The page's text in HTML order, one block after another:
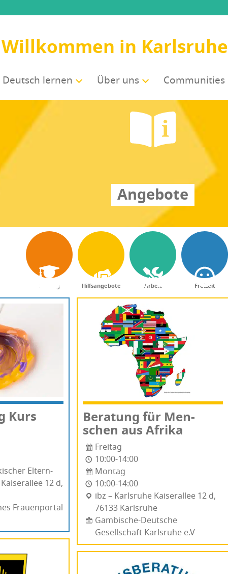
Willkommen in Karlsruhe
Deutsch ler­nen Über uns Com­mu­ni­ties
Angebote
Bildung Hilfsangebote Arbeit Freizeit
Kurs
Eltern­
12 d,
Frauenportal
Bera­tung für Men­
schen aus Afrika
Freitag
10:00-14:00
Montag
10:00-14:00
ibz – Karlsruhe Kai­ser­al­lee 12 d,
76133 Karls­ru­he
Gambische-Deutsche
Gesellschaft Karlsruhe e.V